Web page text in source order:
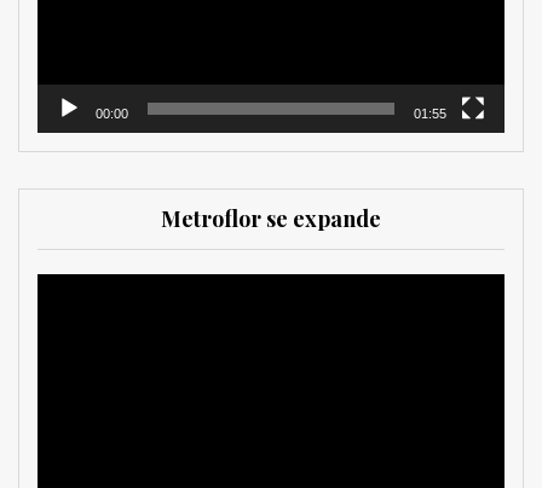
00:00 01:55
Metroflor se expande